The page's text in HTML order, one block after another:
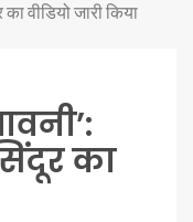
वीडियो जारी किया
का